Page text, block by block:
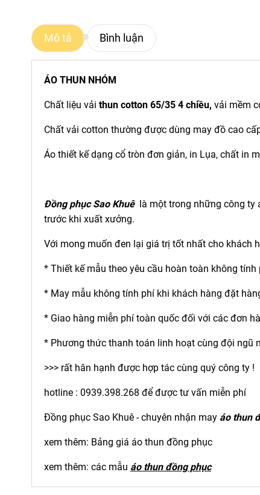
Mô tả Bình luận
ÁO THUN NHÓM
Chất liệu vải thun cotton 65/35 4 chiều, vải mềm
Chất vải cotton thường được dùng may đồ cao
Áo thiết kế dạng cổ tròn đơn giản, in Lụa, chất in
Đồng phục Sao Khuê là một trong những công ty
trước khi xuất xưởng.
Với mong muốn đen lại giá trị tốt nhất cho khách
* Thiết kế mẫu theo yêu cầu hoàn toàn không tính
* May mẫu không tính phí khi khách hàng đặt
* Giao hàng miễn phí toàn quốc đối với các đơn
* Phương thức thanh toán linh hoạt cùng đội ngũ
>>> rất hân hạnh được hợp tác cùng quý công ty !
hotline : 0939.398.268 để được tư vấn miễn phí
Đồng phục Sao Khuê - chuyên nhận may áo thun
xem thêm: Bảng giá áo thun đồng phục
xem thêm: các mẫu áo thun đồng phục